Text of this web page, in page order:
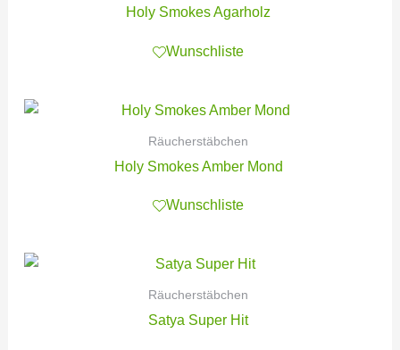
Holy Smokes Agarholz
Wunschliste
Räucherstäbchen
Holy Smokes Amber Mond
Wunschliste
Räucherstäbchen
Satya Super Hit